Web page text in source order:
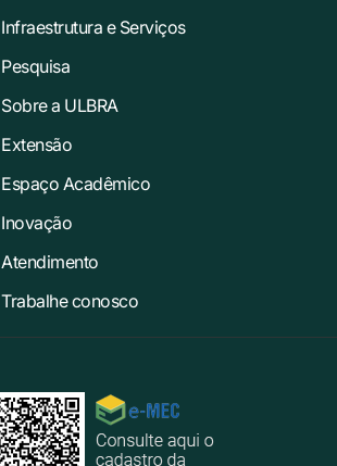
Infraestrutura e Serviços
Pesquisa
Sobre a ULBRA
Extensão
Espaço Acadêmico
Inovação
Atendimento
Trabalhe conosco